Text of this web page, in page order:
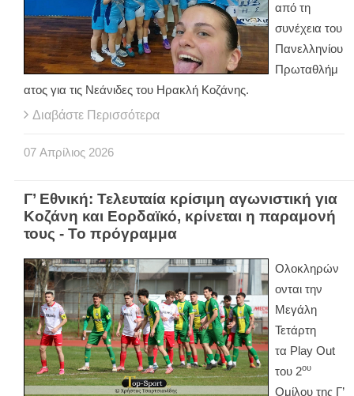
από τη
συνέχεια του
Πανελληνίου
Πρωταθλήμ
ατος για τις Νεάνιδες του Ηρακλή Κοζάνης.
Διαβάστε Περισσότερα
07 Απρίλιος 2026
Γ’ Εθνική: Τελευταία κρίσιμη αγωνιστική για
Κοζάνη και Εορδαϊκό, κρίνεται η παραμονή
τους - Το πρόγραμμα
Ολοκληρών
ονται την
Μεγάλη
Τετάρτη
τα Play Out
του 2ου
Ομίλου της Γ’